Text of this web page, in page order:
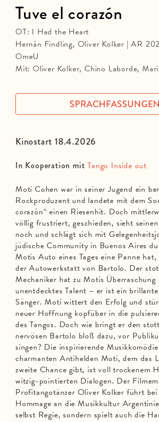
Kinostart 18.4.2026
In Kooperation mitTango Inside out
Moti Cohen war in seiner Jugend ein
Rockproduzent und landete mit dem
corazón“ einen Riesenhit. Doch
völlig frustriert, geschieden, sieht
noch und schlägt sich mit
jüdische Community in Buenos Aires
Motis Auto eines Tages eine Panne
der Autowerkstatt von Bartolo. Der
Mechaniker hat zu Motis Überraschung
unentdecktes Talent – er ist ein
Sänger. Moti wittert den Erfolg und
neuer Hoffnung kopfüber in die
des Tangos. Doch wie bringt er den
nervösen Bartolo bloß dazu, vor
singen? Die inspirierende
charmanten Antihelden Moti, dem das
zweite Chance gibt, ist voll trockenem
witzig-pointierten Dialogen. Der
Profitangotänzer Oliver Kolker führt bei
Hommage an die Musikkultur
selbst Regie, sondern spielt auch die
Tuve el corazón
OT: I Had the Heart
Hernán Findling, Oliver Kolker | AR
OmeU
Mit: Oliver Kolker, Chino Laborde,
SPRACHFASSUNGEN